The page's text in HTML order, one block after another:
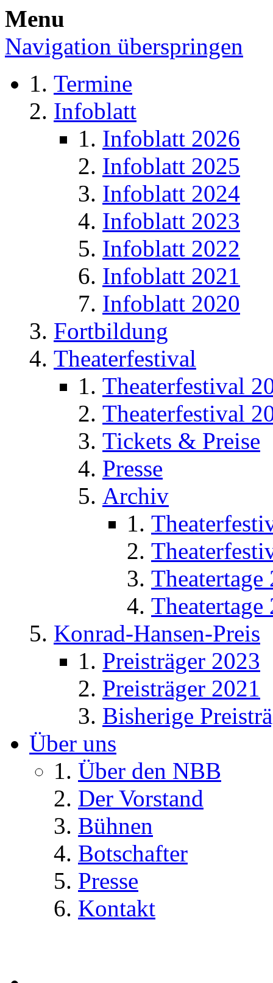
Menu
Navigation überspringen
Termine
Infoblatt
Infoblatt 2026
Infoblatt 2025
Infoblatt 2024
Infoblatt 2023
Infoblatt 2022
Infoblatt 2021
Infoblatt 2020
Fortbildung
Theaterfestival
Theaterfestival
Theaterfestival
Tickets & Preise
Presse
Archiv
Theatertage
Theatertage
Konrad-Hansen-Preis
Preisträger 2023
Preisträger 2021
Bisherige
Über uns
Über den NBB
Der Vorstand
Bühnen
Botschafter
Presse
Kontakt